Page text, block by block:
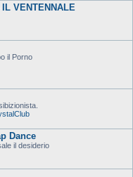
IL VENTENNALE
il Porno
Dance
il desiderio